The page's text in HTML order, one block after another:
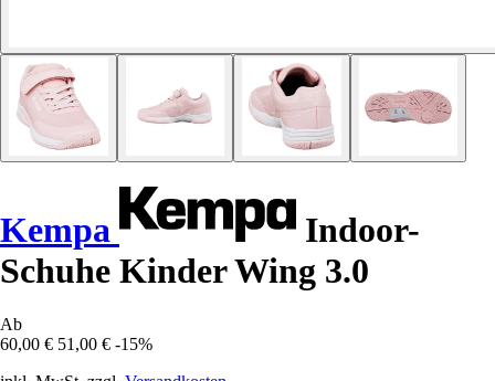
Kempa
Indoor-
Schuhe Kinder Wing 3.0
Ab
60,00 € 51,00 € -15%